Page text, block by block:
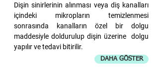
Dişin sinirlerinin alınması veya diş kanalları
içindeki mikropların temizlenmesi
sonrasında kanalların özel bir dolgu
maddesiyle doldurulup dişin üzerine dolgu
yapılır ve tedavi bitirilir.
DAHA GÖSTER